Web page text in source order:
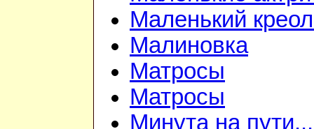
Маленький
Малиновка
Матросы
Матросы
Минута на пути...